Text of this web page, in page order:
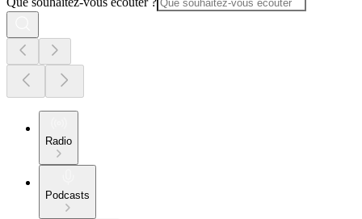
Radio
Podcasts